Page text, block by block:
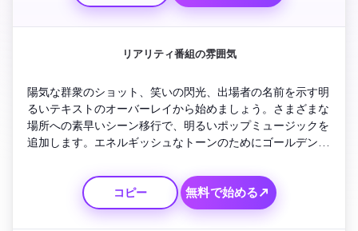
を瞬時に掴むサスペンスを生み出します。
リアリティ番組の雰囲気
陽気な群衆のショット、笑いの閃光、出場者の名前を示す明
るいテキストのオーバーレイから始めましょう。さまざまな
場所への素早いシーン移行で、明るいポップミュージックを
追加します。エネルギッシュなトーンのためにゴールデンラ
吹雪と鮮やかなグロー効果で画面に飛び出します。ビートが
落ちるにつれてロゴで終わり、楽しく魅力的なエネルギーを
残し、観客を興奮させます。
コピー 無料で始める↗